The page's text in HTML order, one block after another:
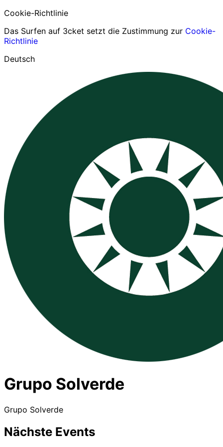
Cookie-Richtlinie
Das Surfen auf 3cket setzt die Zustimmung zur Cookie-
Richtlinie
Deutsch
Grupo Solverde
Grupo Solverde
Nächste Events